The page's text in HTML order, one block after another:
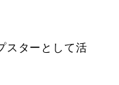
スターとして活